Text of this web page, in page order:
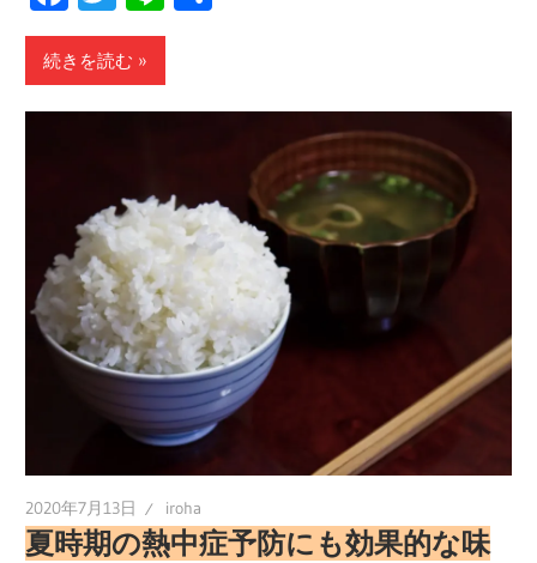
続きを読む
2020年7月13日 iroha
夏時期の熱中症予防にも効果的な味